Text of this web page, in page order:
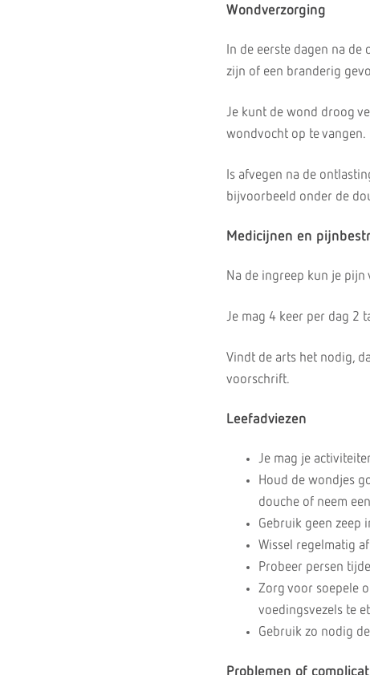
Wondverzorging
In de eerste dagen na
zijn of een branderig
Je kunt de wond droog
wondvocht op te vangen.
Is afvegen na de
bijvoorbeeld onder de
Medicijnen en
Na de ingreep kun je
Je mag 4 keer per dag 2
Vindt de arts het nodig,
voorschrift.
Leefadviezen
Je mag je
Houd de wondjes
douche of neem
Gebruik geen zeep
Wissel regelmatig
Probeer persen
Zorg voor soepele
voedingsvezels te
Gebruik zo nodig
Problemen of